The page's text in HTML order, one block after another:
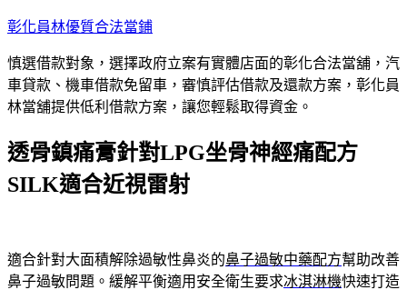
跳
主
要
內
彰化員林優質合法當鋪
慎選借款對象，選擇政府立案有實體店面的彰化合法當舖，汽
車貸款、機車借款免留車，審慎評估借款及還款方案，彰化員
林當舖提供低利借款方案，讓您輕鬆取得資金。
透骨鎮痛膏針對LPG坐骨神經痛配方
SILK適合近視雷射
適合針對大面積解除過敏性鼻炎的鼻子過敏中藥配方幫助改善
鼻子過敏問題。緩解平衡適用安全衛生要求冰淇淋機快速打造